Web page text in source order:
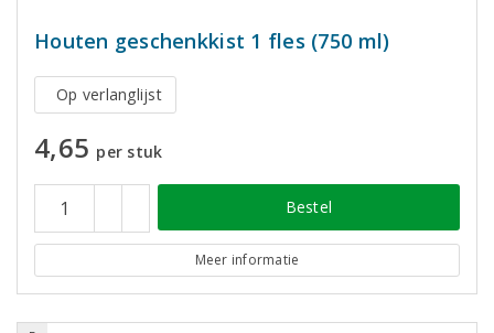
Houten geschenkkist 1 fles (750 ml)
Op verlanglijst
4,65 per stuk
Bestel
Meer informatie